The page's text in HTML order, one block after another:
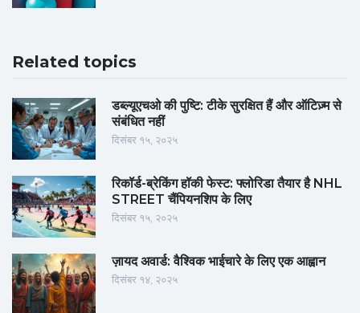
Related topics
डब्ल्यूएचओ की पुष्टि: टीके सुरक्षित हैं और ऑटिज़्म से
संबंधित नहीं
दिसंबर १५, २०२५
रिकॉर्ड-ब्रेकिंग हॉकी फेस्ट: फ्लोरिडा तैयार है NHL
STREET चैंपियनशिप के लिए
दिसंबर १५, २०२५
ज़ायद अवार्ड: वैश्विक भाईचारे के लिए एक आह्वान
दिसंबर १४, २०२५